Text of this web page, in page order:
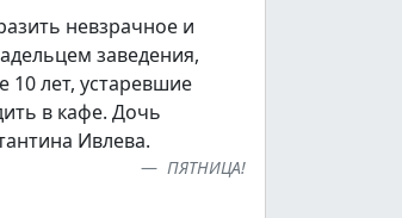
невзрачное и
заведения,
10 лет, устаревшие
в кафе. Дочь
Ивлева.
ПЯТНИЦА!